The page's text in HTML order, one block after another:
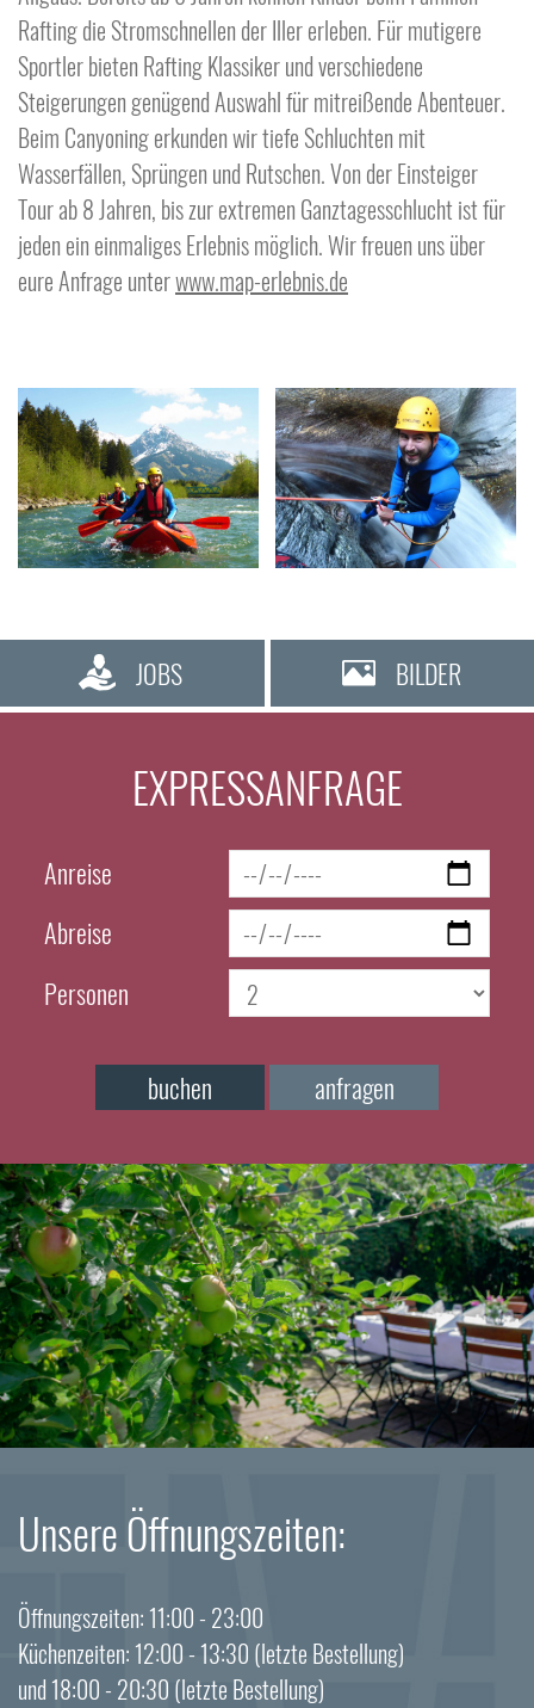
Rafting die Stromschnellen der Iller erleben. Für mutigere
Sportler bieten Rafting Klassiker und verschiedene
Steigerungen genügend Auswahl für mitreißende Abenteuer.
Beim Canyoning erkunden wir tiefe Schluchten mit
Wasserfällen, Sprüngen und Rutschen. Von der Einsteiger
Tour ab 8 Jahren, bis zur extremen Ganztagesschlucht ist für
jeden ein einmaliges Erlebnis möglich. Wir freuen uns über
eure Anfrage unterwww.map-erlebnis.de
JOBS BILDER
EXPRESSANFRAGE
Anreise
Abreise
Personen
buchen anfragen
Unsere Öffnungszeiten:
Öffnungszeiten: 11:00 - 23:00
Küchenzeiten: 12:00 - 13:30 (letzte Bestellung)
und 18:00 - 20:30 (letzte Bestellung)